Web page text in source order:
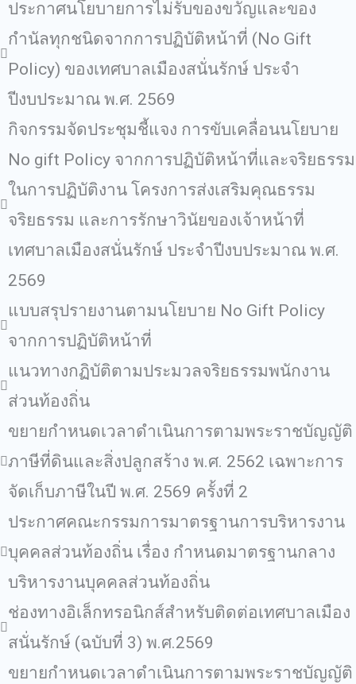
ประกาศนโยบายการไม่รับของขวัญและของ
กำนัลทุกชนิดจากการปฏิบัติหน้าที่ (No Gift
Policy) ของเทศบาลเมืองสนั่นรักษ์ ประจำ
ปีงบประมาณ พ.ศ. 2569
กิจกรรมจัดประชุมชี้แจง การขับเคลื่อนนโยบาย
No gift Policy จากการปฏิบัติหน้าที่และจริยธรรม
ในการปฏิบัติงาน โครงการส่งเสริมคุณธรรม
จริยธรรม และการรักษาวินัยของเจ้าหน้าที่
เทศบาลเมืองสนั่นรักษ์ ประจำปีงบประมาณ พ.ศ.
2569
แบบสรุปรายงานตามนโยบาย No Gift Policy
จากการปฏิบัติหน้าที่
แนวทางกฏิบัติตามประมวลจริยธรรมพนักงาน
ส่วนท้องถิ่น
ขยายกำหนดเวลาดำเนินการตามพระราชบัญญัติ
ภาษีที่ดินและสิ่งปลูกสร้าง พ.ศ. 2562 เฉพาะการ
จัดเก็บภาษีในปี พ.ศ. 2569 ครั้งที่ 2
ประกาศคณะกรรมการมาตรฐานการบริหารงาน
บุคคลส่วนท้องถิ่น เรื่อง กำหนดมาตรฐานกลาง
บริหารงานบุคคลส่วนท้องถิ่น
ช่องทางอิเล็กทรอนิกส์สำหรับติดต่อเทศบาลเมือง
สนั่นรักษ์ (ฉบับที่ 3) พ.ศ.2569
ขยายกำหนดเวลาดำเนินการตามพระราชบัญญัติ